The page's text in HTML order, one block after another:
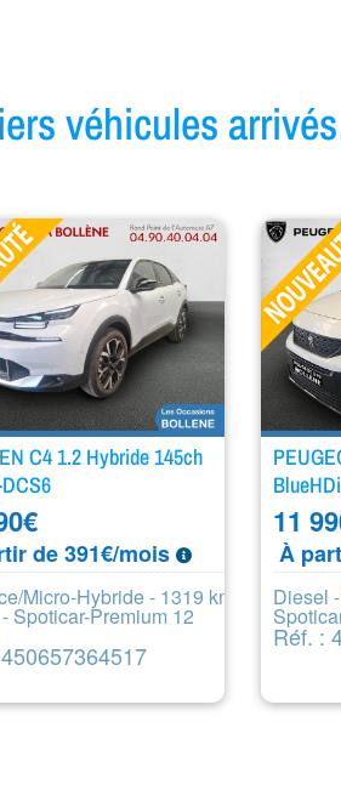
véhicules
C4 1.2 Hybride 145ch
€
de 391€/mois
Micro-Hybride - 1319 km
Spoticar-Premium 12
11
À
Diesel
Réf. :